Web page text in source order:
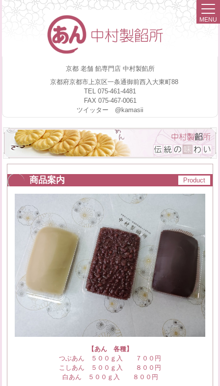
京都 老舗 餡専門店 中村製餡所
京都府京都市上京区一条通御前西入大東町88
TEL 075-461-4481
FAX 075-467-0061
ツイッター @kamasii
MENU
商品案内 Product
【あん 各種】
つぶあん ５００ｇ入 ７００円
こしあん ５００ｇ入 ８ ００円
白あん ５００ｇ入 ８００円